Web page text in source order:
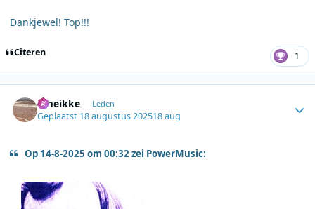
Dankjewel! Top!!!
Citeren 1
omeikke Leden
Geplaatst 18 augustus 202518 aug
Op 14-8-2025 om 00:32 zei PowerMusic: